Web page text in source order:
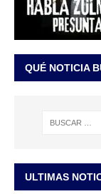
QUÉ NOTICIA
ULTIMAS